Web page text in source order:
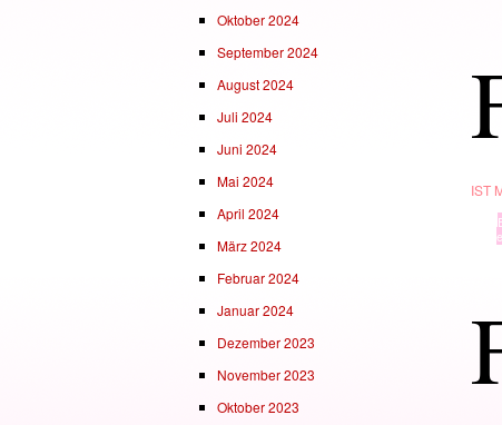
IST
Oktober 2024
September 2024
August 2024
Juli 2024
Juni 2024
Mai 2024
April 2024
März 2024
Februar 2024
Januar 2024
Dezember 2023
November 2023
Oktober 2023